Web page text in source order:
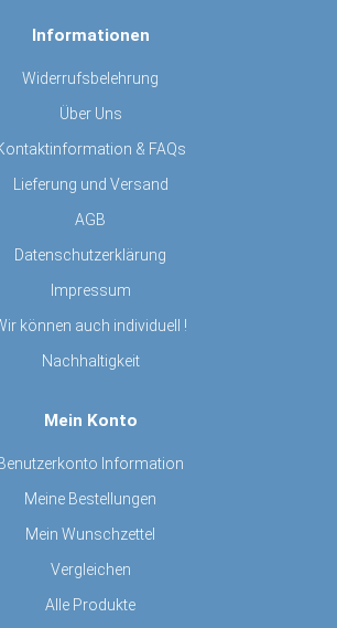
Informationen
Widerrufsbelehrung
Über Uns
& FAQs
Lieferung und Versand
AGB
Datenschutzerklärung
Impressum
können auch individuell !
Nachhaltigkeit
Mein Konto
Benutzerkonto Information
Meine Bestellungen
Mein Wunschzettel
Vergleichen
Alle Produkte